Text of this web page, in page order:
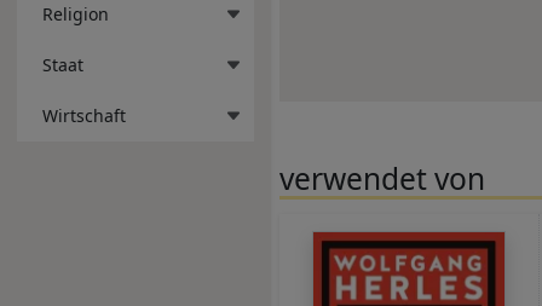
Religion
Staat
Wirtschaft
verwendet von